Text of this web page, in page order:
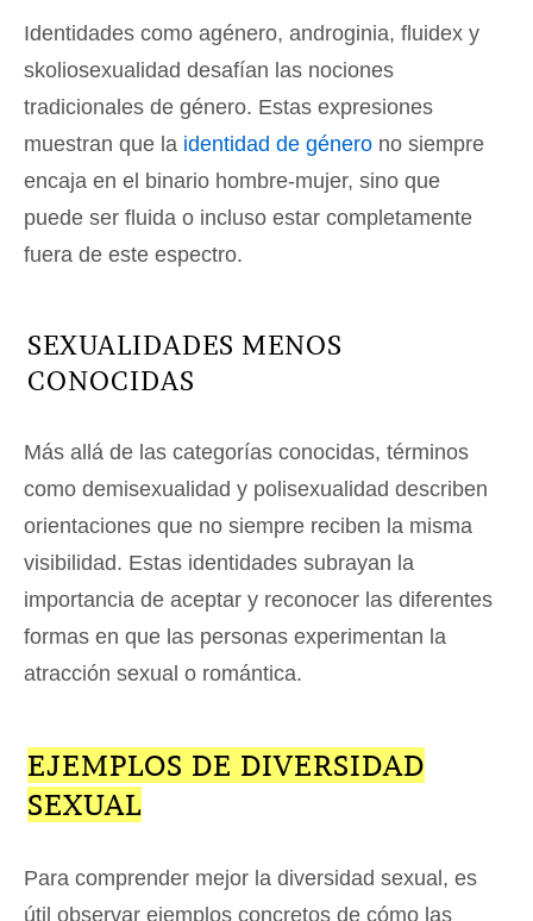
Identidades como agénero, androginia, fluidex y
skoliosexualidad desafían las nociones
tradicionales de género. Estas expresiones
muestran que la identidad de género no siempre
encaja en el binario hombre-mujer, sino que
puede ser fluida o incluso estar completamente
fuera de este espectro.
SEXUALIDADES MENOS
CONOCIDAS
Más allá de las categorías conocidas, términos
como demisexualidad y polisexualidad describen
orientaciones que no siempre reciben la misma
visibilidad. Estas identidades subrayan la
importancia de aceptar y reconocer las diferentes
formas en que las personas experimentan la
atracción sexual o romántica.
EJEMPLOS DE DIVERSIDAD
SEXUAL
Para comprender mejor la diversidad sexual, es
útil observar ejemplos concretos de cómo las